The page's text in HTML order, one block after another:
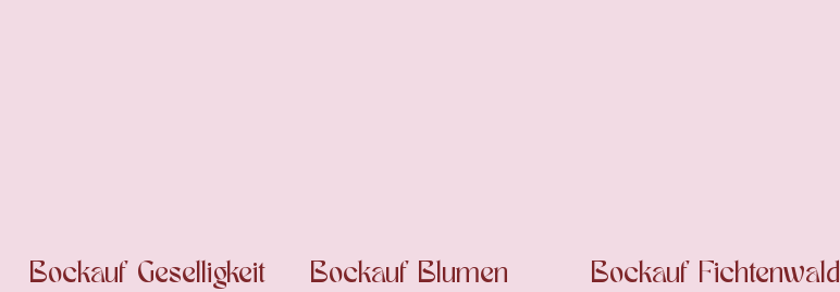
Bockauf Geselligkeit Bockauf Blumen
Bockauf Fichtenwald